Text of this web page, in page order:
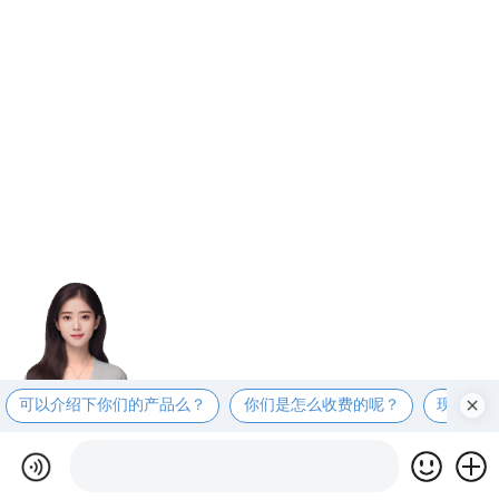
可以介绍下你们的产品么？ 你们是怎么收费的呢？ 现在有